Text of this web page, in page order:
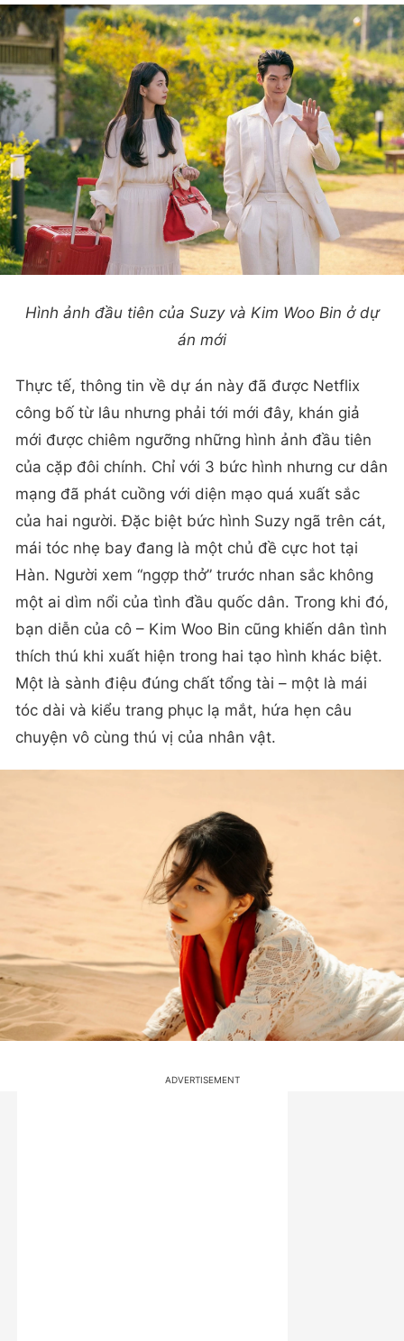
Hình ảnh đầu tiên của Suzy và Kim Woo Bin ở dự
án mới
Thực tế, thông tin về dự án này đã được Netflix
công bố từ lâu nhưng phải tới mới đây, khán giả
mới được chiêm ngưỡng những hình ảnh đầu tiên
của cặp đôi chính. Chỉ với 3 bức hình nhưng cư dân
mạng đã phát cuồng với diện mạo quá xuất sắc
của hai người. Đặc biệt bức hình Suzy ngã trên cát,
mái tóc nhẹ bay đang là một chủ đề cực hot tại
Hàn. Người xem “ngợp thở” trước nhan sắc không
một ai dìm nổi của tình đầu quốc dân. Trong khi đó,
bạn diễn của cô – Kim Woo Bin cũng khiến dân tình
thích thú khi xuất hiện trong hai tạo hình khác biệt.
Một là sành điệu đúng chất tổng tài – một là mái
tóc dài và kiểu trang phục lạ mắt, hứa hẹn câu
chuyện vô cùng thú vị của nhân vật.